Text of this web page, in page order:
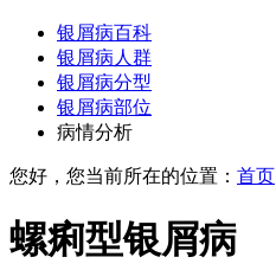
银屑病百科
银屑病人群
银屑病分型
银屑病部位
病情分析
您好，您当前所在的位置： 首页
螺痢型银屑病